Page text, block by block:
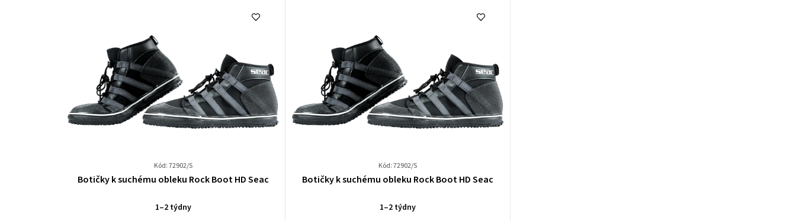
Kód: 72902/S
Průměrné
produktu
Botičky k suchému obleku Rock Boot HD Seac
1–2 týdny
Kód: 72902/S
Průměrné
produktu
Botičky k suchému obleku Rock Boot HD Seac
1–2 týdny